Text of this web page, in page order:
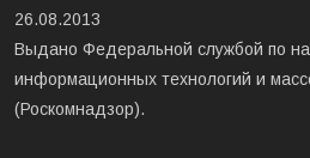
26.08.2013
Выдано Федеральной службой по
информационных технологий и
(Роскомнадзор).